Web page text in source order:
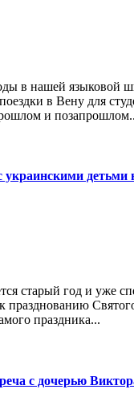
в нашей языковой
в Вену для
и
детьми
старый год и уже
празднованию
праздника...
с дочерью